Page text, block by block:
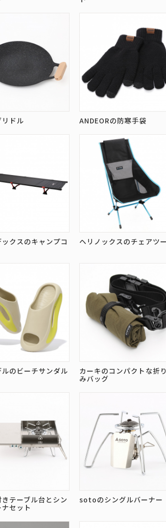
ドル ANDEORの防寒手袋
クスのキャンプコ
ヘリノックスのチェアツー
ルのビーチサンダル
カーキのコンパクトな折
みバッグ
テーブル台とシン
セット
sotoのシングルバーナー